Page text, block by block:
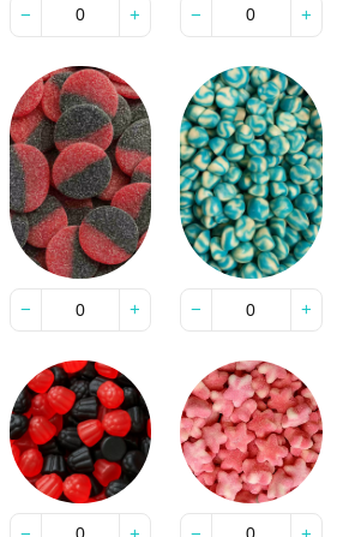
− + − +
− + − +